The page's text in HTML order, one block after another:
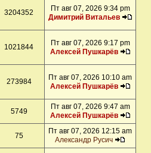
3204352
Пт авг 07, 2026 9:34 pm
Димитрий Витальев
1021844
Пт авг 07, 2026 9:17 pm
Алексей Пушкарёв
273984
Пт авг 07, 2026 10:10 am
Алексей Пушкарёв
5749
Пт авг 07, 2026 9:47 am
Алексей Пушкарёв
75
Пт авг 07, 2026 12:15 am
Александр Русич